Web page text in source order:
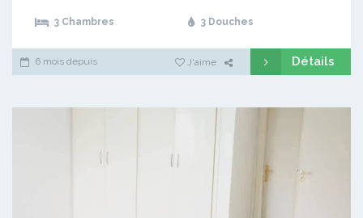
3 Chambres 3 Douches
6 mois depuis J'aime Détails